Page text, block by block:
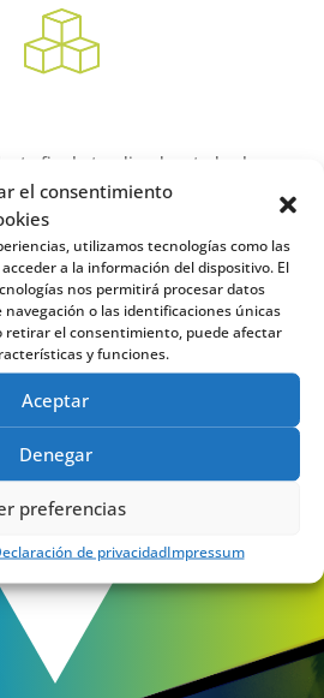
el consentimiento
utilizamos tecnologías como las
a la información del dispositivo. El
nos permitirá procesar datos
o las identificaciones únicas
retirar el consentimiento, puede afectar
y funciones.
Aceptar
Denegar
preferencias
de privacidadImpressum
final atendiendo a todas las